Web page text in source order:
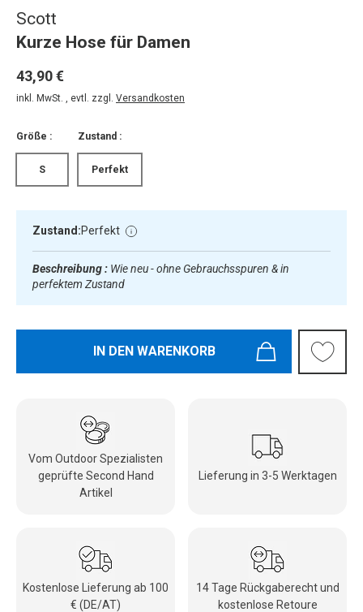
Scott
Kurze Hose für Damen
43,90 €
inkl. MwSt. , evtl. zzgl. Versandkosten
Größe :
S
Zustand :
Perfekt
Zustand:Perfekt
Beschreibung : Wie neu - ohne Gebrauchsspuren & in
perfektem Zustand
IN DEN WARENKORB
Vom Outdoor Spezialisten
geprüfte Second Hand
Artikel
Lieferung in 3-5 Werktagen
Kostenlose Lieferung ab 100
€ (DE/AT)
14 Tage Rückgaberecht und
kostenlose Retoure